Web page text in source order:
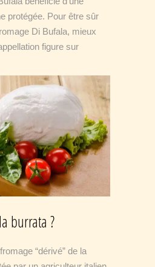
protégée. Pour être sûr
Di Bufala, mieux
figure sur
burrata ?
“dérivé” de la